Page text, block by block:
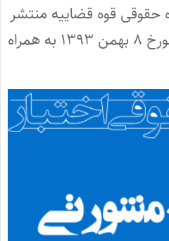
حقوقی قوه قضاییه منتشر
شده در روزنامه رسمی مورخ ۸ بهمن ۱۳۹۳ به همراه